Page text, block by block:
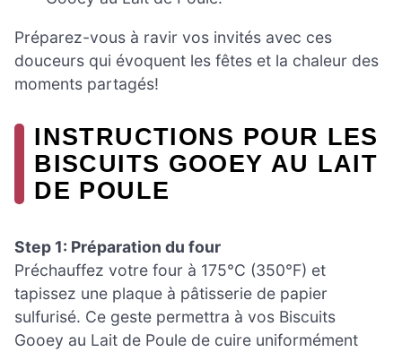
Préparez-vous à ravir vos invités avec ces
douceurs qui évoquent les fêtes et la chaleur des
moments partagés!
INSTRUCTIONS POUR LES
BISCUITS GOOEY AU LAIT
DE POULE
Step 1: Préparation du four
Préchauffez votre four à 175°C (350°F) et
tapissez une plaque à pâtisserie de papier
sulfurisé. Ce geste permettra à vos Biscuits
Gooey au Lait de Poule de cuire uniformément